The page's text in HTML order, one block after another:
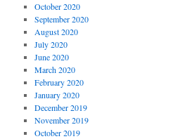
October 2020
September 2020
August 2020
July 2020
June 2020
March 2020
February 2020
January 2020
December 2019
November 2019
October 2019